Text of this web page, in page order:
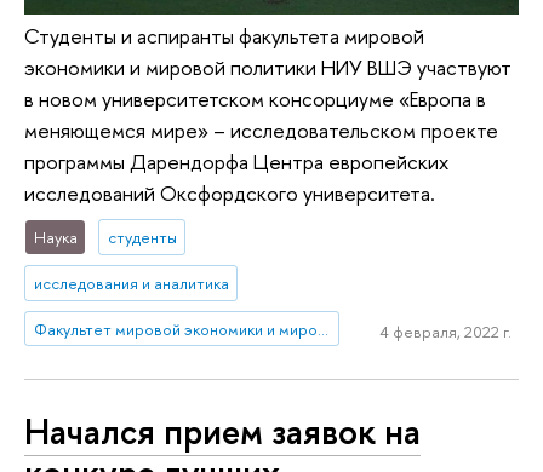
Студенты и аспиранты факультета мировой
экономики и мировой политики НИУ ВШЭ участвуют
в новом университетском консорциуме «Европа в
меняющемся мире» – исследовательском проекте
программы Дарендорфа Центра европейских
исследований Оксфордского университета.
Наука студенты
исследования и аналитика
4 февраля, 2022 г.
Начался прием заявок на